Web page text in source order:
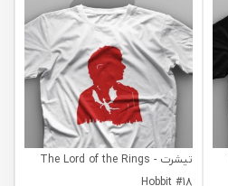
تیشرت The Lord of the Rings -
Hobbit #18